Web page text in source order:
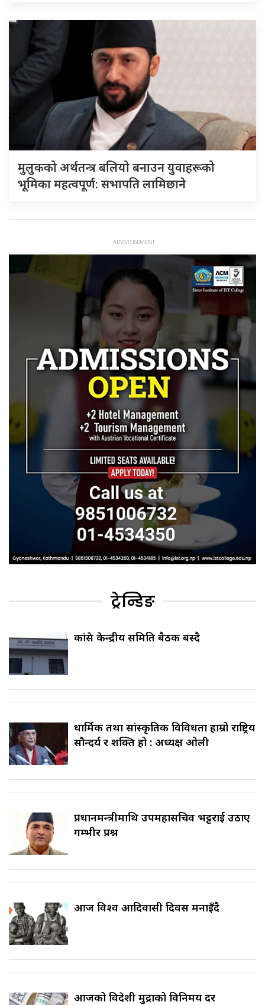
मुलुकको अर्थतन्त्र बलियो बनाउन युवाहरूको
भूमिका महत्वपूर्ण: सभापति लामिछाने
ट्रेन्डिङ
कांग्रेस केन्द्रीय समिति बैठक बस्दै
धार्मिक तथा सांस्कृतिक विविधता हाम्रो राष्ट्रिय
सौन्दर्य र शक्ति हो : अध्यक्ष ओली
प्रधानमन्त्रीमाथि उपमहासचिव भट्टराई उठाए
गम्भीर प्रश्न
आज विश्व आदिवासी दिवस मनाइँदै
आजको विदेशी मुद्राको विनिमय दर